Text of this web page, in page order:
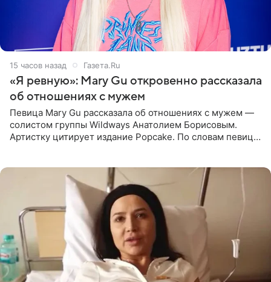
15 часов назад Газета.Ru
«Я ревную»: Mary Gu откровенно рассказала
об отношениях с мужем
Певица Mary Gu рассказала об отношениях с мужем —
солистом группы Wildways Анатолием Борисовым.
Артистку цитирует издание Popcake. По словам певицы,